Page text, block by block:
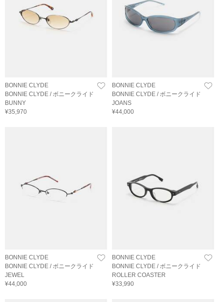
BONNIE CLYDE
BONNIE CLYDE / ボニークライド
BUNNY
¥35,970
BONNIE CLYDE
BONNIE CLYDE / ボニークライド
JOANS
¥44,000
BONNIE CLYDE
BONNIE CLYDE / ボニークライド
JEWEL
¥44,000
BONNIE CLYDE
BONNIE CLYDE / ボニークライド
ROLLER COASTER
¥33,990